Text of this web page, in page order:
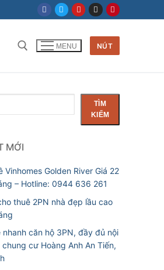
Tìm kiếm cho:
MENU NÚT
TÌM
KIẾM
MỚI
Vinhomes Golden River Giá 22
– Hotline: 0944 636 261
thuê 2PN nhà đẹp lầu cao
nhanh căn hộ 3PN, đầy đủ nội
cư Hoàng Anh An Tiến,